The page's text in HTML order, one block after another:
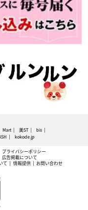
Mart 美ST
bis
kokode.jp
プライバシーポリシー
広告掲載について
て 情報提供 お問い合わせ